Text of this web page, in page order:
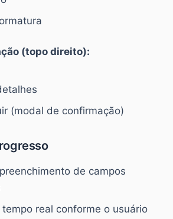
(topo direito):
(modal de confirmação)
de campos
real conforme o usuário